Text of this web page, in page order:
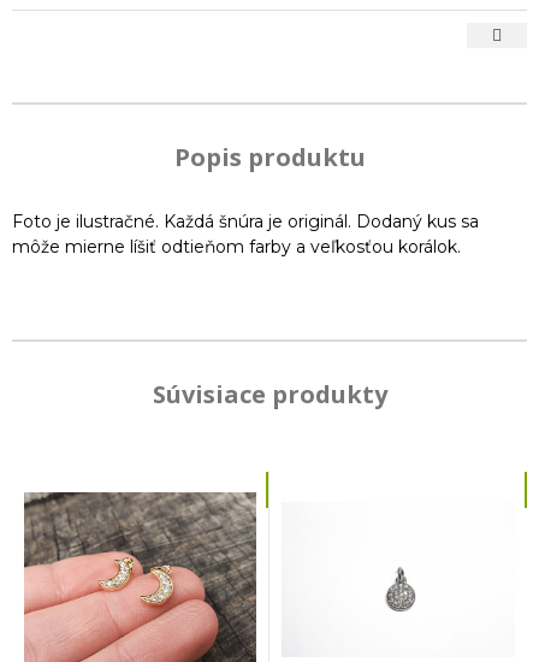
Popis produktu
Foto je ilustračné. Každá šnúra je originál. Dodaný kus sa
môže mierne líšiť odtieňom farby a veľkosťou korálok.
Súvisiace produkty